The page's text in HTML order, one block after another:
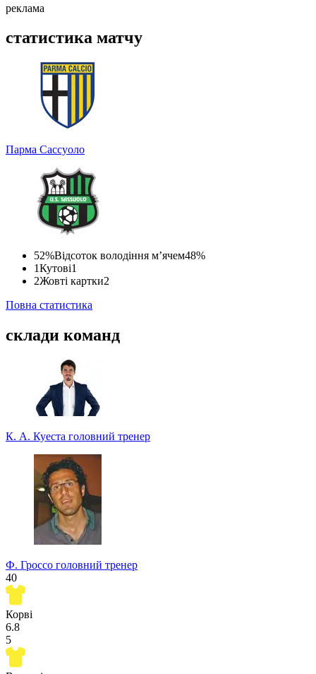
реклама
статистика матчу
Парма Сассуоло
52%Відсоток володіння м’ячем48%
1Кутові1
2Жовті картки2
Повна статистика
склади команд
К. А. Куеста головний тренер
Ф. Гроссо головний тренер
40
Корві
6.8
5